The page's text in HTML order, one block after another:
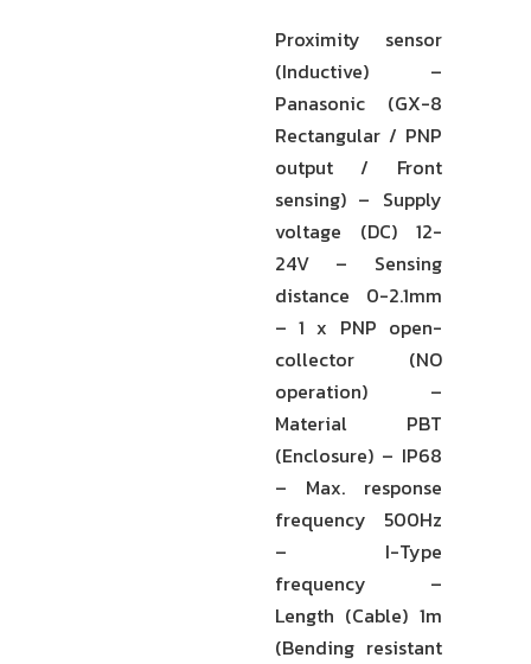
Proximity sensor
(Inductive) –
Panasonic (GX-8
Rectangular / PNP
output / Front
sensing) – Supply
voltage (DC) 12-
24V – Sensing
distance 0-2.1mm
– 1 x PNP open-
collector (NO
operation) –
Material PBT
(Enclosure) – IP68
– Max. response
frequency 500Hz
– I-Type
frequency –
Length (Cable) 1m
(Bending resistant